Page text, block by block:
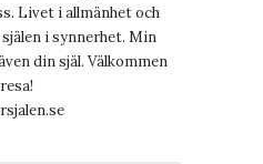
Livet i allmänhet och
i synnerhet. Min
din själ. Välkommen